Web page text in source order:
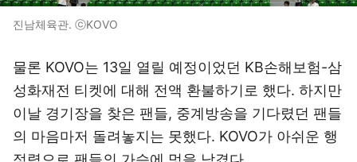
진남체육관. ⓒKOVO
물론 KOVO는 13일 열릴 예정이었던 KB손해보험-삼
성화재전 티켓에 대해 전액 환불하기로 했다. 하지만
이날 경기장을 찾은 팬들, 중계방송을 기다렸던 팬들
의 마음마저 돌려놓지는 못했다. KOVO가 아쉬운 행